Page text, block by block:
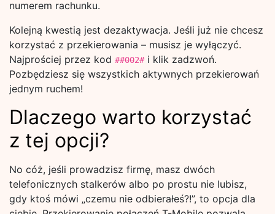
numerem rachunku.
Kolejną kwestią jest dezaktywacja. Jeśli już nie chcesz
korzystać z przekierowania – musisz je wyłączyć.
Najprościej przez kod ##002#i klik zadzwoń.
Pozbędziesz się wszystkich aktywnych przekierowań
jednym ruchem!
Dlaczego warto korzystać
z tej opcji?
No cóż, jeśli prowadzisz firmę, masz dwóch
telefonicznych stalkerów albo po prostu nie lubisz,
gdy ktoś mówi „czemu nie odbierałeś?!”, to opcja dla